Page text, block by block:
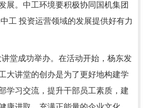
展。中工环境要积极协同国机集团
工 投资运营领域的发展提供好有力
堂成功举办。在活动开始，杨东发
大讲堂的创办是为了更好地构建学
学习交流，提升干部员工素质，建